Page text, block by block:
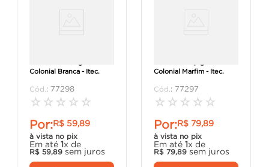
Colonial Branca - Itec.
: 77298
☆ ☆ ☆ ☆ ☆
Por:R$ 59,89
à vista no pix
Em até 1x de
R$ 59,89 sem juros
Colonial Marfim - Itec.
: 77297
☆ ☆ ☆ ☆ ☆
Por:R$ 79,89
à vista no pix
Em até 1x de
R$ 79,89 sem juros